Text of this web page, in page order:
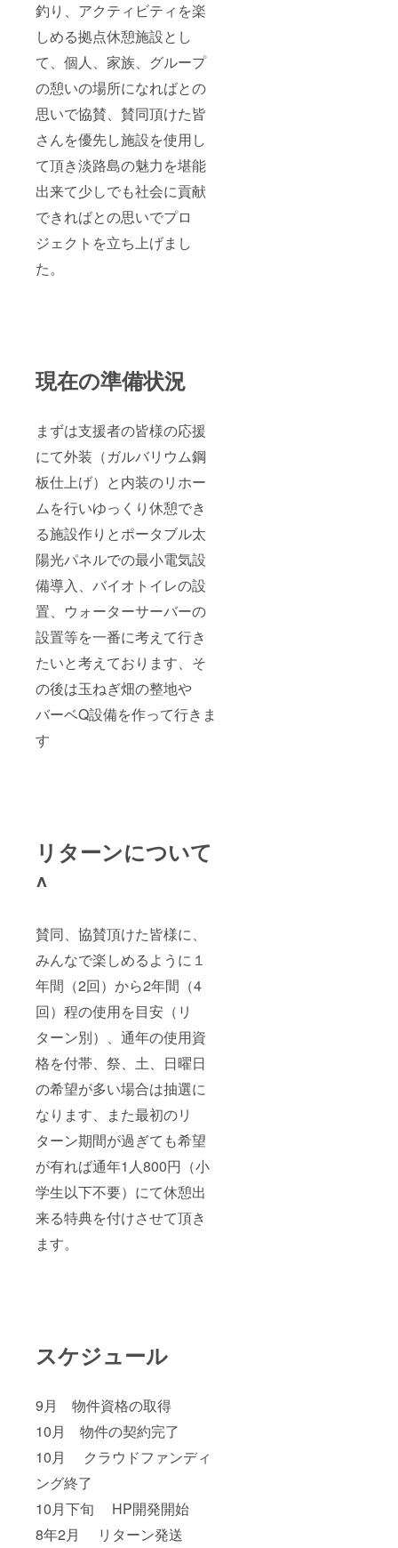
釣り、アクティビティを楽
しめる拠点休憩施設とし
て、個人、家族、グループ
の憩いの場所になればとの
思いで協賛、賛同頂けた皆
さんを優先し施設を使用し
て頂き淡路島の魅力を堪能
出来て少しでも社会に貢献
できればとの思いでプロ
ジェクトを立ち上げまし
た。
現在の準備状況
まずは支援者の皆様の応援
にて外装（ガルバリウム鋼
板仕上げ）と内装のリホー
ムを行いゆっくり休憩でき
る施設作りとポータブル太
陽光パネルでの最小電気設
備導入、バイオトイレの設
置、ウォーターサーバーの
設置等を一番に考えて行き
たいと考えております、そ
の後は玉ねぎ畑の整地や
バーベQ設備を作って行きま
す
リターンについて
^
賛同、協賛頂けた皆様に、
みんなで楽しめるように１
年間（2回）から2年間（4
回）程の使用を目安（リ
ターン別）、通年の使用資
格を付帯、祭、土、日曜日
の希望が多い場合は抽選に
なります、また最初のリ
ターン期間が過ぎても希望
が有れば通年1人800円（小
学生以下不要）にて休憩出
来る特典を付けさせて頂き
ます。
スケジュール
9月 物件資格の取得
10月 物件の契約完了
10月 クラウドファンディ
ング終了
10月下旬 HP開発開始
8年2月 リターン発送